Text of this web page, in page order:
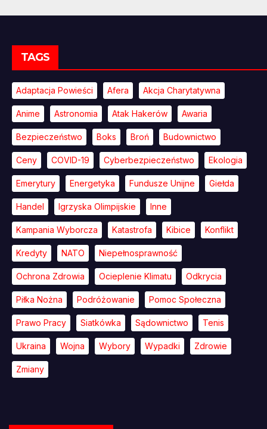
TAGS
Adaptacja Powieści Afera Akcja Charytatywna
Anime Astronomia Atak Hakerów Awaria
Bezpieczeństwo Boks Broń Budownictwo
Ceny COVID-19 Cyberbezpieczeństwo Ekologia
Emerytury Energetyka Fundusze Unijne Giełda
Handel Igrzyska Olimpijskie Inne
Kampania Wyborcza Katastrofa Kibice Konflikt
Kredyty NATO Niepełnosprawność
Ochrona Zdrowia Ocieplenie Klimatu Odkrycia
Piłka Nożna Podróżowanie Pomoc Społeczna
Prawo Pracy Siatkówka Sądownictwo Tenis
Ukraina Wojna Wybory Wypadki Zdrowie
Zmiany